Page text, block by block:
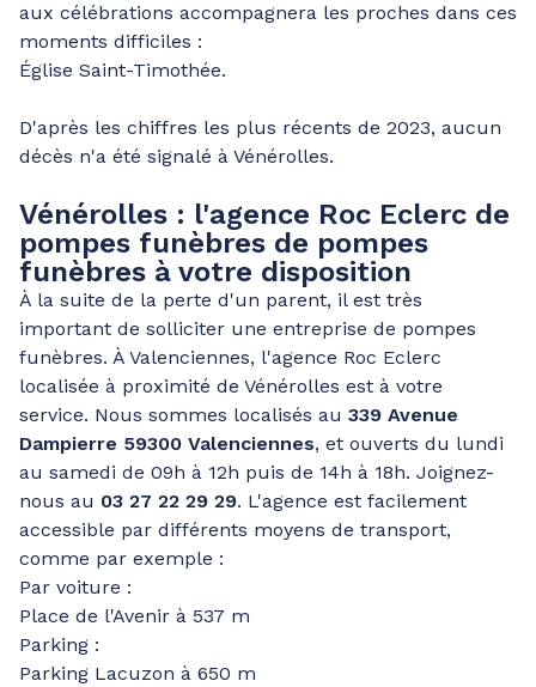
aux célébrations accompagnera les proches dans ces
moments difficiles :
Église Saint-Timothée.
D'après les chiffres les plus récents de 2023, aucun
décès n'a été signalé à Vénérolles.
Vénérolles : l'agence Roc Eclerc de
pompes funèbres de pompes
funèbres à votre disposition
À la suite de la perte d'un parent, il est très
important de solliciter une entreprise de pompes
funèbres. À Valenciennes, l'agence Roc Eclerc
localisée à proximité de Vénérolles est à votre
service. Nous sommes localisés au 339 Avenue
Dampierre 59300 Valenciennes, et ouverts du lundi
au samedi de 09h à 12h puis de 14h à 18h. Joignez-
nous au 03 27 22 29 29. L'agence est facilement
accessible par différents moyens de transport,
comme par exemple :
Par voiture :
Place de l'Avenir à 537 m
Parking :
Parking Lacuzon à 650 m